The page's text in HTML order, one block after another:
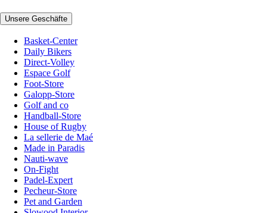
Unsere Geschäfte
Basket-Center
Daily Bikers
Direct-Volley
Espace Golf
Foot-Store
Galopp-Store
Golf and co
Handball-Store
House of Rugby
La sellerie de Maé
Made in Paradis
Nauti-wave
On-Fight
Padel-Expert
Pecheur-Store
Pet and Garden